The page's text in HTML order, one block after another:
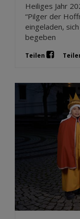
Heiliges Jahr
“Pilger der
eingeladen,
begeben
Teilen